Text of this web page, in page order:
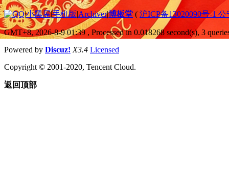
|小黑屋|手机版|Archiver|博板堂 ( 沪ICP备13020090号-1
GMT+8, 2026-8-9 01:39, Processed in 0.018268 second(s), 3
Powered by Discuz! X3.4 Licensed
Copyright © 2001-2020, Tencent Cloud.
返回顶部